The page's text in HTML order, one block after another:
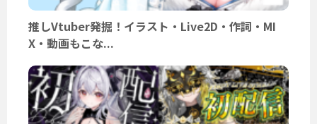
推しVtuber発掘！イラスト・Live2D・作詞・MI
X・動画もこな...